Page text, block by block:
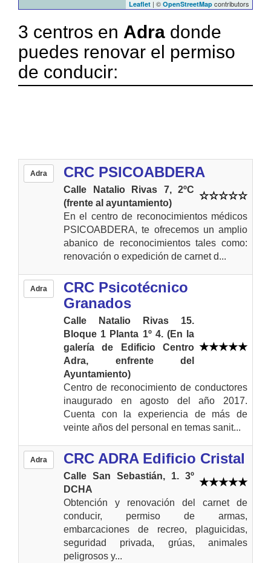
Leaflet | © OpenStreetMap contributors
3 centros en Adra donde
puedes renovar el permiso
de conducir:
Adra CRC PSICOABDERA
Calle Natalio Rivas 7, 2ºC
(frente al ayuntamiento)
En el centro de reconocimientos médicos
PSICOABDERA, te ofrecemos un amplio
abanico de reconocimientos tales como:
renovación o expedición de carnet d...
Adra
CRC Psicotécnico
Granados
Calle Natalio Rivas 15.
Bloque 1 Planta 1º 4. (En la
galería de Edificio Centro
Adra, enfrente del
Ayuntamiento)
Centro de reconocimiento de conductores
inaugurado en agosto del año 2017.
Cuenta con la experiencia de más de
veinte años del personal en temas sanit...
Adra CRC ADRA Edificio Cristal
Calle San Sebastián, 1. 3º
DCHA
Obtención y renovación del carnet de
conducir, permiso de armas,
embarcaciones de recreo, plaguicidas,
seguridad privada, grúas, animales
peligrosos y...